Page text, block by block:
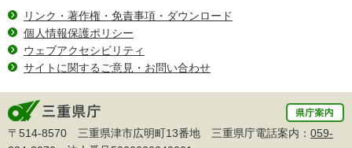
リンク・著作権・免責事項・ダウンロード
個人情報保護ポリシー
ウェブアクセシビリティ
サイトに関するご意見・お問い合わせ
〒514-8570 三重県津市広明町13番地 三重県庁電話案内： 059-